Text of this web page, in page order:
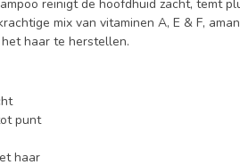
reinigt de hoofdhuid zacht, temt
mix van vitaminen A, E & F,
haar te herstellen.
punt
haar